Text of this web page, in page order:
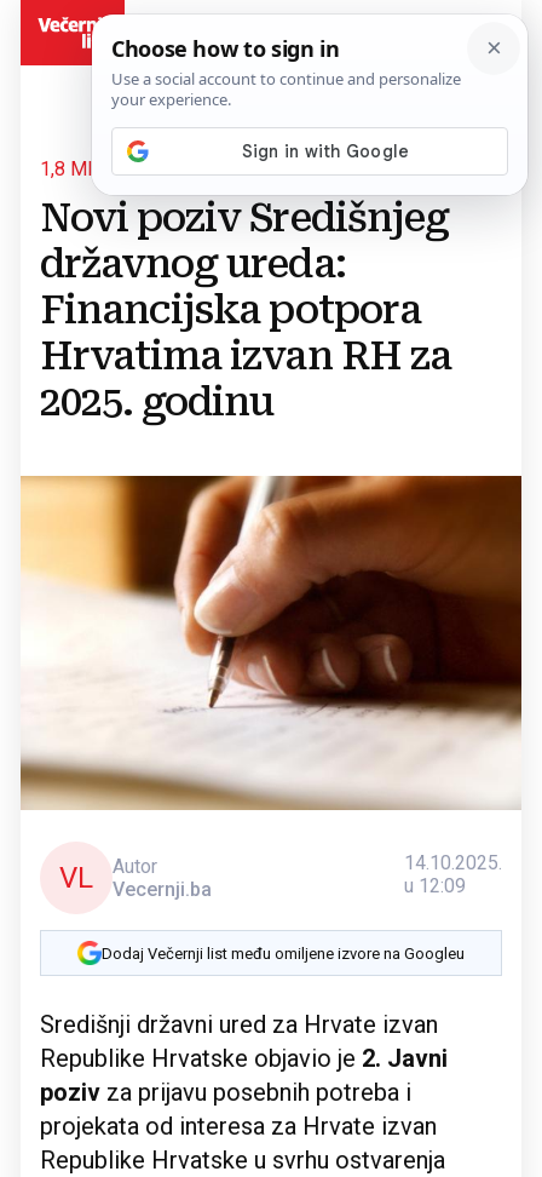
1,8 MILIJUNA EURA ZA PROJEKTE
Novi poziv Središnjeg
državnog ureda:
Financijska potpora
Hrvatima izvan RH za
2025. godinu
VL
Autor
Vecernji.ba
14.10.2025.
u 12:09
Dodaj Večernji list među omiljene izvore na Googleu
Središnji državni ured za Hrvate izvan
Republike Hrvatske objavio je 2. Javni
poziv za prijavu posebnih potreba i
projekata od interesa za Hrvate izvan
Republike Hrvatske u svrhu ostvarenja